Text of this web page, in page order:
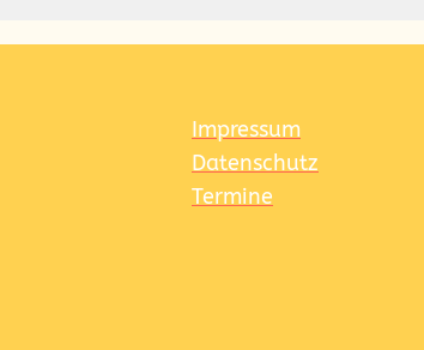
Impressum
Datenschutz
Termine